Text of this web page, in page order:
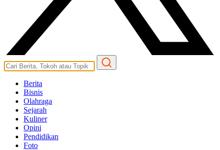
Berita
Bisnis
Olahraga
Sejarah
Kuliner
Opini
Pendidikan
Foto